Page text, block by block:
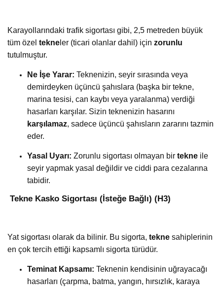
Karayollarındaki trafik sigortası gibi, 2,5 metreden büyük
tüm özel tekne ler (ticari olanlar dahil) için zorunlu
tutulmuştur.
Ne İşe Yarar: Teknenizin, seyir sırasında veya
demirdeyken üçüncü şahıslara (başka bir tekne,
marina tesisi, can kaybı veya yaralanma) verdiği
hasarları karşılar. Sizin teknenizin hasarını
karşılamaz, sadece üçüncü şahısların zararını tazmin
eder.
Yasal Uyarı: Zorunlu sigortası olmayan bir tekne ile
seyir yapmak yasal değildir ve ciddi para cezalarına
tabidir.
️ Tekne Kasko Sigortası (İsteğe Bağlı) (H3)
Yat sigortası olarak da bilinir. Bu sigorta, tekne sahiplerinin
en çok tercih ettiği kapsamlı sigorta türüdür.
Teminat Kapsamı: Teknenin kendisinin uğrayacağı
hasarları (çarpma, batma, yangın, hırsızlık, karaya